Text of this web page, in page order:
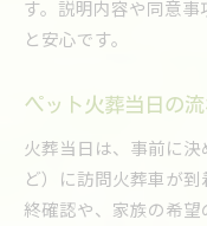
す。説明内容や同意事
と安心です。
ペット火葬当日の
火葬当日は、事前に
ど）に訪問火葬車が
終確認や、家族の希